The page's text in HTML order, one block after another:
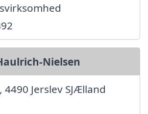
Nielsen
Jerslev SJÆlland